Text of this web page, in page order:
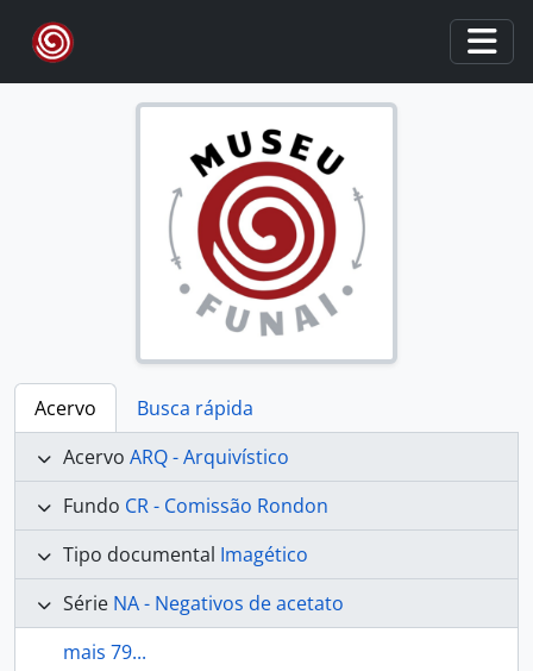
Skip to main content
Acervo
Busca rápida
Acervo ARQ - Arquivístico
Fundo CR - Comissão Rondon
Tipo documental Imagético
Série NA - Negativos de acetato
mais 79...